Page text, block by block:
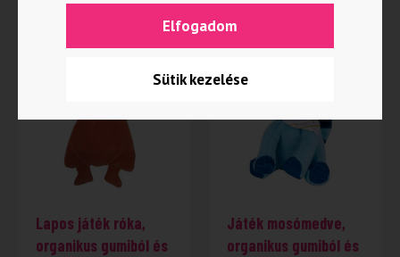
Kapcsolódó termékek
Lapos játék róka,
organikus gumiból és
Játék mosómedve,
organikus gumiból és
Sütik kezelése
Elfogadom